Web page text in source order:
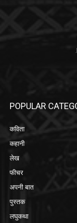
POPULAR
कविता
कहानी
लेख
फीचर
अपनी बात
पुस्तक
लघुकथा